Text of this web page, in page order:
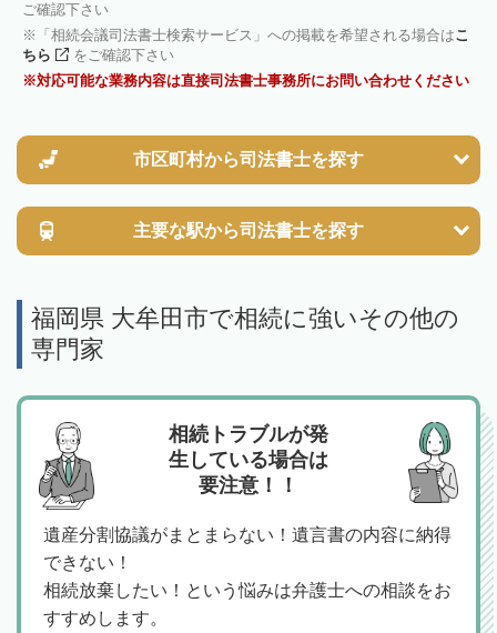
ご確認下さい
「相続会議司法書士検索サービス」への掲載を希望される場合はこ
ちら
をご確認下さい
対応可能な業務内容は直接司法書士事務所にお問い合わせください
市区町村から司法書士を探す
主要な駅から司法書士を探す
福岡県 大牟田市で相続に強いその他の
専門家
相続トラブルが発
生している場合は
要注意！！
遺産分割協議がまとまらない！遺言書の内容に納得
できない！
相続放棄したい！という悩みは弁護士への相談をお
すすめします。